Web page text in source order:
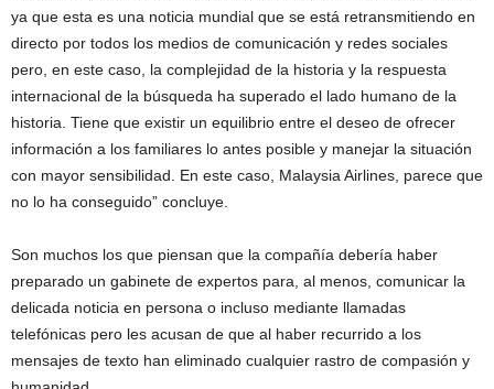
ya que esta es una noticia mundial que se está retransmitiendo en
directo por todos los medios de comunicación y redes sociales
pero, en este caso, la complejidad de la historia y la respuesta
internacional de la búsqueda ha superado el lado humano de la
historia. Tiene que existir un equilibrio entre el deseo de ofrecer
información a los familiares lo antes posible y manejar la situación
con mayor sensibilidad. En este caso, Malaysia Airlines, parece que
no lo ha conseguido” concluye.
Son muchos los que piensan que la compañía debería haber
preparado un gabinete de expertos para, al menos, comunicar la
delicada noticia en persona o incluso mediante llamadas
telefónicas pero les acusan de que al haber recurrido a los
mensajes de texto han eliminado cualquier rastro de compasión y